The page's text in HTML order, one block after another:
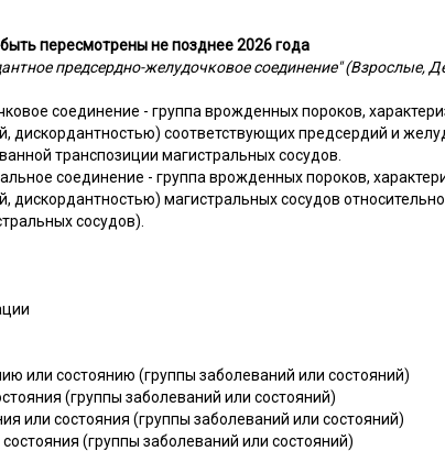
пересмотрены не позднее 2026 года
предсердно-желудочковое соединение" (Взрослые,
соединение - группа врожденных пороков,
дискордантностью) соответствующих предсердий и
транспозиции магистральных сосудов.
соединение - группа врожденных пороков,
дискордантностью) магистральных сосудов
сосудов).
или состоянию (группы заболеваний или состояний)
(группы заболеваний или состояний)
или состояния (группы заболеваний или состояний)
(группы заболеваний или состояний)